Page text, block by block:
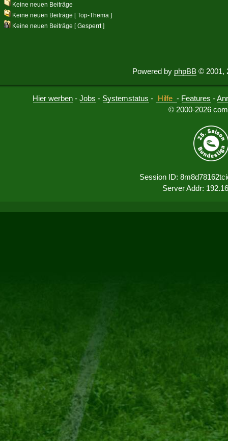
Keine neuen Beiträge
Keine neuen Beiträge [ Top-Thema ]
Keine neuen Beiträge [ Gesperrt ]
Powered by phpBB © 2001,
Hier werben -Jobs - Systemstatus - Hilfe - Features -
© 2000-2026
Session ID:
Server Addr: